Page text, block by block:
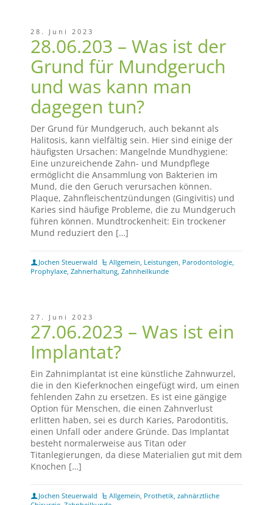
28. Juni 2023
28.06.203 – Was ist der
Grund für Mundgeruch
und was kann man
dagegen tun?
Der Grund für Mundgeruch, auch bekannt als
Halitosis, kann vielfältig sein. Hier sind einige der
häufigsten Ursachen: Mangelnde Mundhygiene:
Eine unzureichende Zahn- und Mundpflege
ermöglicht die Ansammlung von Bakterien im
Mund, die den Geruch verursachen können.
Plaque, Zahnfleischentzündungen (Gingivitis) und
Karies sind häufige Probleme, die zu Mundgeruch
führen können. Mundtrockenheit: Ein trockener
Mund reduziert den […]
Jochen Steuerwald Allgemein, Leistungen, Parodontologie,
Prophylaxe, Zahnerhaltung, Zahnheilkunde
27. Juni 2023
27.06.2023 – Was ist ein
Implantat?
Ein Zahnimplantat ist eine künstliche Zahnwurzel,
die in den Kieferknochen eingefügt wird, um einen
fehlenden Zahn zu ersetzen. Es ist eine gängige
Option für Menschen, die einen Zahnverlust
erlitten haben, sei es durch Karies, Parodontitis,
einen Unfall oder andere Gründe. Das Implantat
besteht normalerweise aus Titan oder
Titanlegierungen, da diese Materialien gut mit dem
Knochen […]
Jochen Steuerwald Allgemein, Prothetik,zahnärztliche